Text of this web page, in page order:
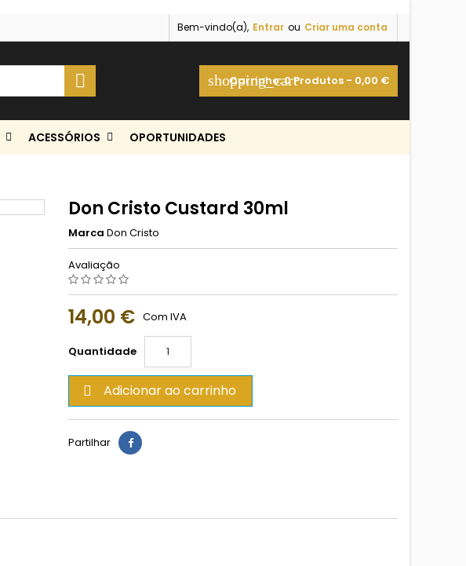
Bem-vindo(a), Entrar ou Criar uma conta
shopping_cart
Carrinho:0Produtos - 0,00 €

ACESSÓRIOS OPORTUNIDADES
Don Cristo Custard 30ml
Marca Don Cristo
Avaliação
14,00 € Com IVA
Quantidade
 Adicionar ao carrinho
Partilhar